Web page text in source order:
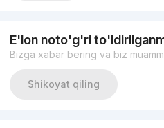
E'lon noto'g'ri
Bizga xabar bering va biz
Shikoyat qiling